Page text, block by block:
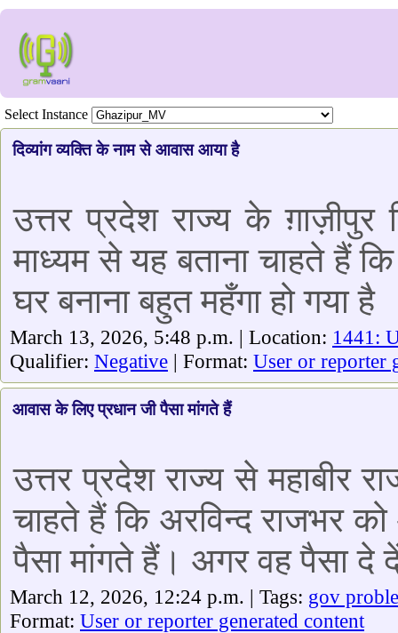
Select Instance
दिव्यांग व्यक्ति के नाम से आवास आया है
उत्तर प्रदेश राज्य के ग़ाज़ीपुर
माध्यम से यह बताना चाहते हैं
घर बनाना बहुत महँगा हो गया है
March 13, 2026, 5:48 p.m. | Location: 1441:
Qualifier: Negative | Format: User or reporter
आवास के लिए प्रधान जी पैसा मांगते हैं
उत्तर प्रदेश राज्य से महाबीर
चाहते हैं कि अरविन्द राजभर
पैसा मांगते हैं। अगर वह पैसा दे
March 12, 2026, 12:24 p.m. | Tags: gov
Format: User or reporter generated content